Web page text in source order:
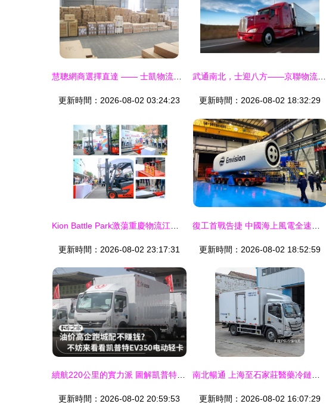
更新時間：2026-08-02 03:24:23 更新時間：2026-08-02 18:32:29
更新時間：2026-08-02 23:17:31 更新時間：2026-08-02 18:52:59
更新時間：2026-08-02 20:59:53 更新時間：2026-08-02 16:07:29